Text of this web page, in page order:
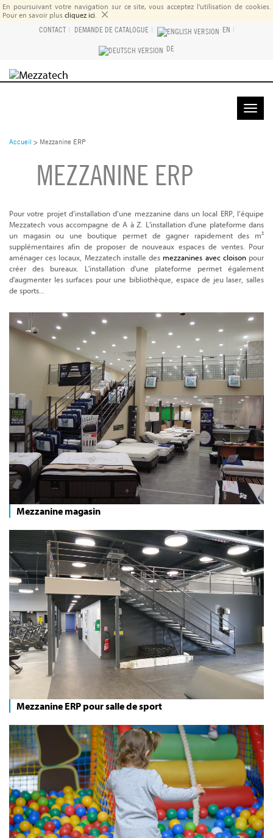
En poursuivant votre navigation sur ce site, vous acceptez l'utilisation de cookies.
Pour en savoir plus cliquez ici. ×
CONTACT | DEMANDE DE CATALOGUE | EN |
DE
Toggle
Accueil > Mezzanine ERP
MEZZANINE ERP
Pour votre projet d’installation d’une mezzanine dans un local ERP, l’équipe
Mezzatech vous accompagne de A à Z. L'installation d'une plateforme dans
un magasin ou une boutique permet de gagner rapidement des m²
supplémentaires afin de proposer de nouveaux espaces de ventes. Pour
aménager ces locaux, Mezzatech installe des mezzanines avec cloisonpour
créer des bureaux. L'installation d'une plateforme permet également
d'augmenter les surfaces pour une bibliothèque, espace de jeu laser, salles
de sports...
Mezzanine magasin
Mezzanine ERP pour salle de sport